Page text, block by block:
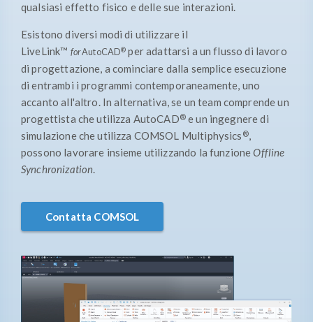
qualsiasi effetto fisico e delle sue interazioni.
Esistono diversi modi di utilizzare il
LiveLink™ forAutoCAD® per adattarsi a un flusso di lavoro
di progettazione, a cominciare dalla semplice esecuzione
di entrambi i programmi contemporaneamente, uno
accanto all'altro. In alternativa, se un team comprende un
progettista che utilizza AutoCAD®e un ingegnere di
simulazione che utilizza COMSOL Multiphysics ®,
possono lavorare insieme utilizzando la funzioneOffline
Synchronization.
Contatta COMSOL